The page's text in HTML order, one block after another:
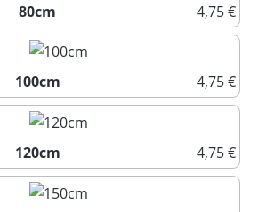
80cm
4,75 €
80cm
100cm
4,75 €
100cm
120cm
4,75 €
120cm